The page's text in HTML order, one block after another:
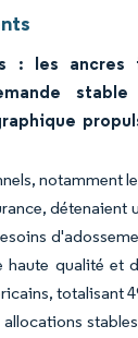
: les ancres
notamment
détenaient
haute qualité et
totalisant